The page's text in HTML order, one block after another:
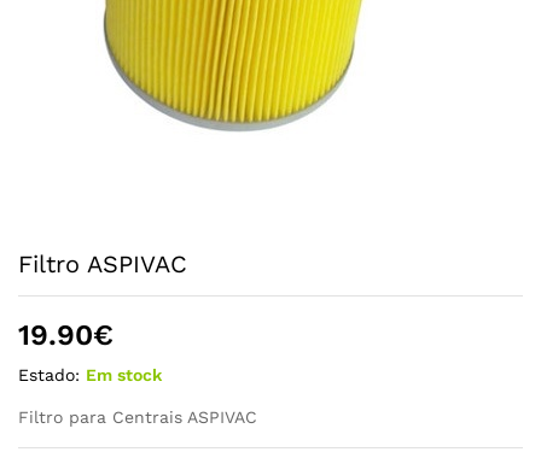
Filtro ASPIVAC
19.90€
Estado: Em stock
Filtro para Centrais ASPIVAC